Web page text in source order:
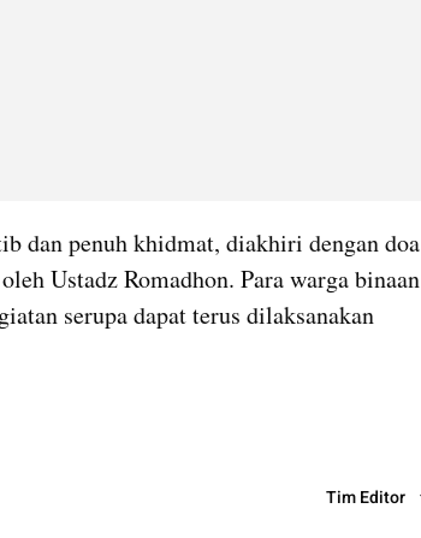
dan penuh khidmat, diakhiri dengan doa
Ustadz Romadhon. Para warga binaan
serupa dapat terus dilaksanakan
Tim Editor